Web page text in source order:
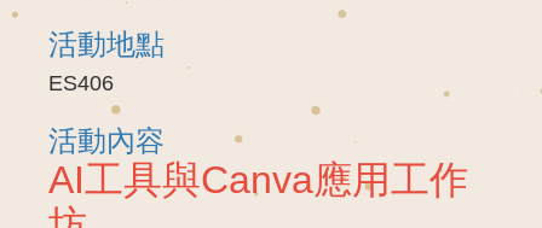
活動地點
ES406
活動內容
AI工具與Canva應用工作